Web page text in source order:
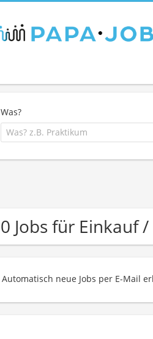
Was?
0 Jobs für Einkauf
Automatisch neue Jobs per E-Mail